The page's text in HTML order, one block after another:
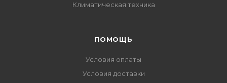
Климатическая техника
ПОМОЩЬ
Условия оплаты
Условия доставки